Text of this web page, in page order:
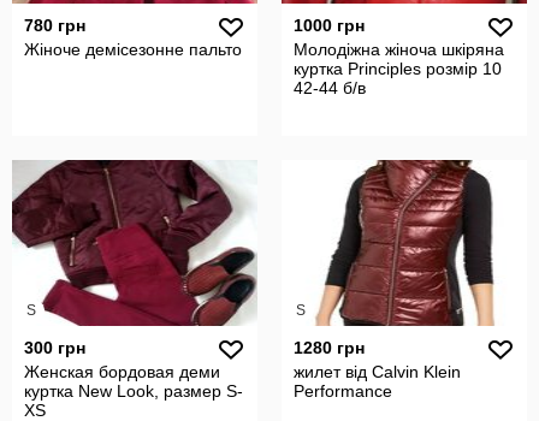
780 грн
Жіноче демісезонне пальто
1000 грн
Молодіжна жіноча шкіряна
куртка Principles розмір 10
42-44 б/в
S
300 грн
Женская бордовая деми
куртка New Look, размер S-
XS
S
1280 грн
жилет від Calvin Klein
Performance